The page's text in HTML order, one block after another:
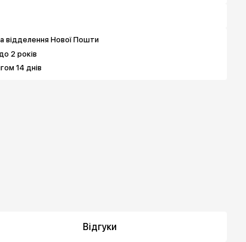
відделення Нової Пошти
2 років
14 днів
Відгуки